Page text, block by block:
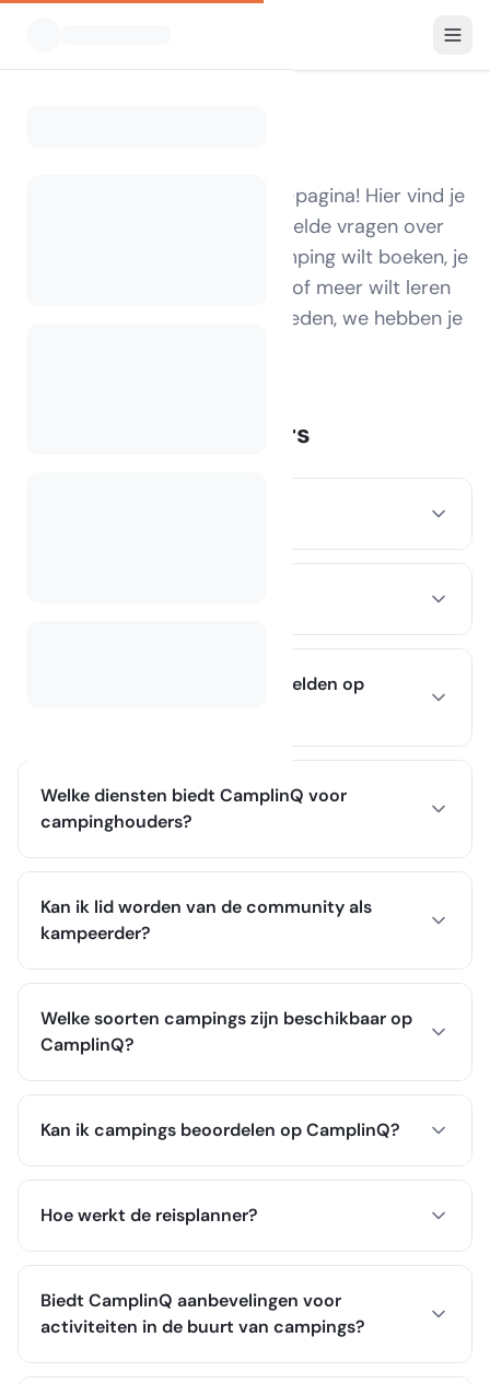
Welkom op de CamplinQ FAQ-pagina! Hier vind je
antwoorden op de meest gestelde vragen over
ons platform. Of je nu een camping wilt boeken, je
eigen camping wilt vermelden of meer wilt leren
over de diensten die we aanbieden, we hebben je
FAQ voor kampeerders
Hoe kan ik mijn camping vermelden op
Welke diensten biedt CamplinQ voor
campinghouders?
Kan ik lid worden van de community als
kampeerder?
Welke soorten campings zijn beschikbaar op
CamplinQ?
Kan ik campings beoordelen op CamplinQ?
Hoe werkt de reisplanner?
Biedt CamplinQ aanbevelingen voor
activiteiten in de buurt van campings?